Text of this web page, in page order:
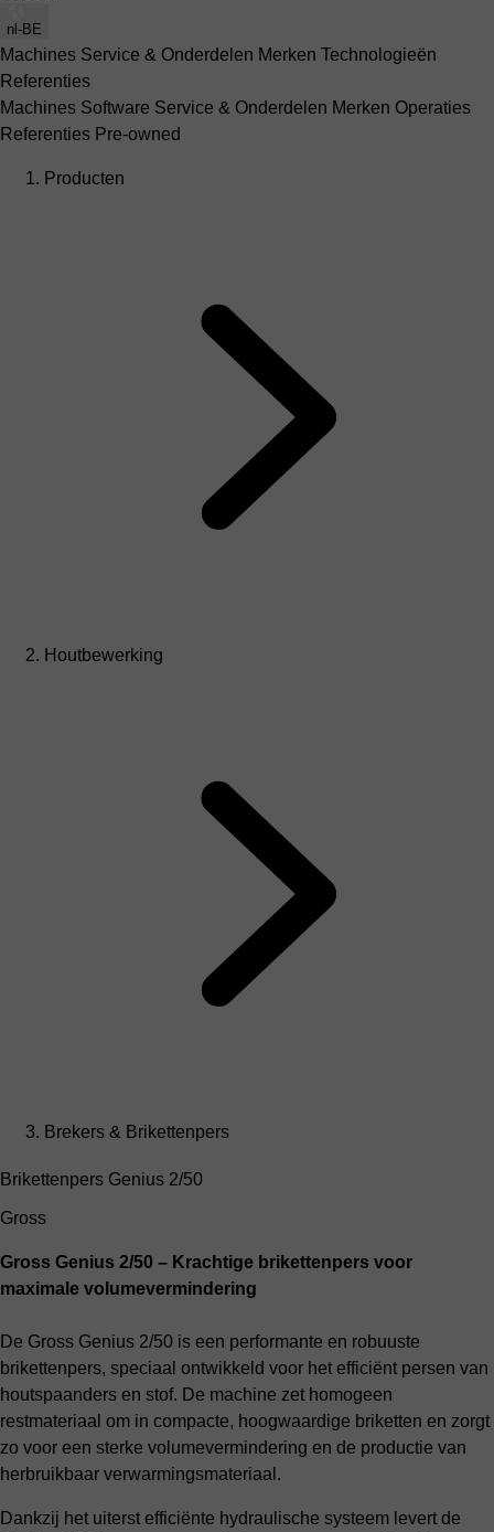
nl-BE
Machines Service & Onderdelen Merken Technologieën
Referenties
Machines Software Service & Onderdelen Merken Operaties
Referenties Pre-owned
Producten
Houtbewerking
Brekers & Brikettenpers
Brikettenpers Genius 2/50
Gross
Gross Genius 2/50 – Krachtige brikettenpers voor
maximale volumevermindering
De Gross Genius 2/50 is een performante en robuuste
brikettenpers, speciaal ontwikkeld voor het efficiënt persen van
houtspaanders en stof. De machine zet homogeen
restmateriaal om in compacte, hoogwaardige briketten en zorgt
zo voor een sterke volumevermindering en de productie van
herbruikbaar verwarmingsmateriaal.
Dankzij het uiterst efficiënte hydraulische systeem levert de